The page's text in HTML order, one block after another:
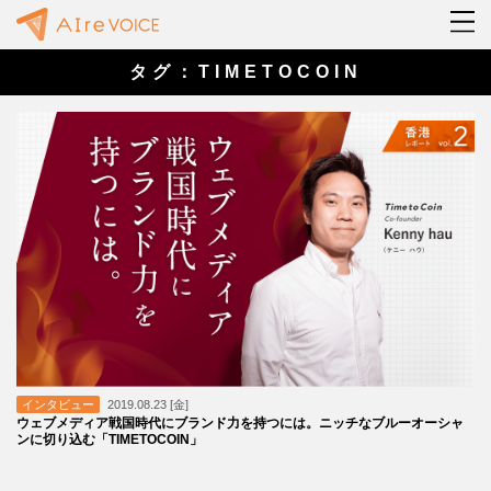
タグ：TIMETOCOIN
インタビュー 2019.08.23 [金]
ウェブメディア戦国時代にブランド力を持つには。ニッチなブルーオーシャ
ンに切り込む「TIMETOCOIN」